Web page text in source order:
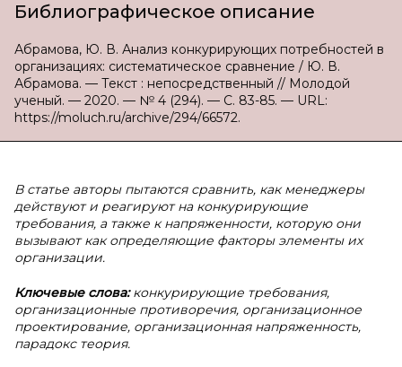
Библиографическое описание
Абрамова, Ю. В. Анализ конкурирующих потребностей в
организациях: систематическое сравнение / Ю. В.
Абрамова. — Текст : непосредственный // Молодой
ученый. — 2020. — № 4 (294). — С. 83-85. — URL:
https://moluch.ru/archive/294/66572.
В статье авторы пытаются сравнить, как менеджеры
действуют и реагируют на конкурирующие
требования, а также к напряженности, которую они
вызывают как определяющие факторы элементы их
организации.
Ключевые слова:конкурирующие требования,
организационные противоречия, организационное
проектирование, организационная напряженность,
парадокс теория.